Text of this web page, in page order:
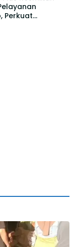
Perkuat